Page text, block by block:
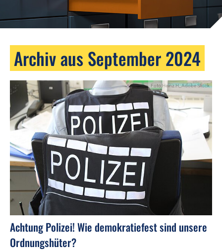
Archiv aus September 2024
Foto:Heinz H_Adobe Stock
Achtung Polizei! Wie demokratiefest sind unsere
Ordnungshüter?